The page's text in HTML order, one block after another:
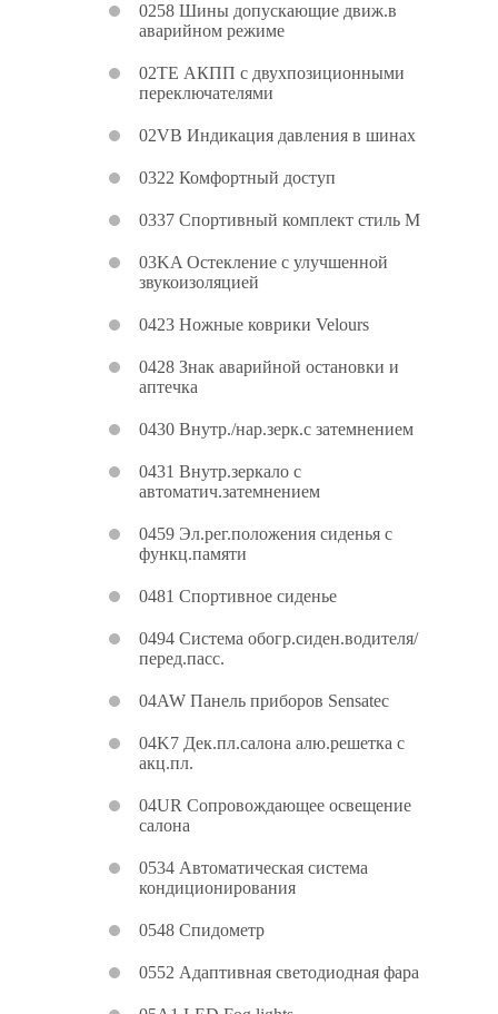
0258 Шины допускающие движ.в
аварийном режиме
02TE АКПП с двухпозиционными
переключателями
02VB Индикация давления в шинах
0322 Комфортный доступ
0337 Спортивный комплект стиль M
03KA Остекление с улучшенной
звукоизоляцией
0423 Ножные коврики Velours
0428 Знак аварийной остановки и
аптечка
0430 Внутр./нар.зерк.с затемнением
0431 Внутр.зеркало с
автоматич.затемнением
0459 Эл.рег.положения сиденья с
функц.памяти
0481 Спортивное сиденье
0494 Система обогр.сиден.водителя/
перед.пасс.
04AW Панель приборов Sensatec
04K7 Дек.пл.салона алю.решетка с
акц.пл.
04UR Сопровождающее освещение
салона
0534 Автоматическая система
кондиционирования
0548 Спидометр
0552 Адаптивная светодиодная фара